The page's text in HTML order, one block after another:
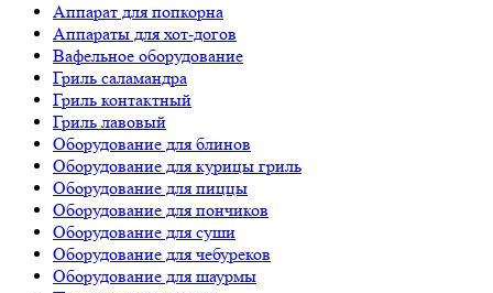
Аппарат для попкорна
Аппараты для хот-догов
Вафельное оборудование
Гриль саламандра
Гриль контактный
Гриль лавовый
Оборудование для блинов
Оборудование для курицы гриль
Оборудование для пиццы
Оборудование для пончиков
Оборудование для суши
Оборудование для чебуреков
Оборудование для шаурмы